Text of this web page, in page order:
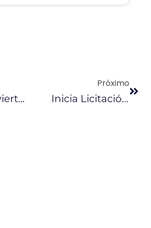
El ITT Convierte A Tiputini En Un Punto Estratégico
Próximo
Inicia Licitación Internacional Para Construcción Del Puente Guayaquil – Daule